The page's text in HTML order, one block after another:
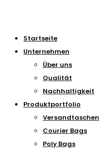
Startseite
Unternehmen
Über uns
Qualität
Nachhaltigkeit
Produktportfolio
Versandtaschen
Courier Bags
Poly Bags